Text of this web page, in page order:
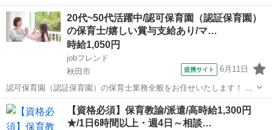
20代~50代活躍中/認可保育園（認証保育園）
の保育士/嬉しい賞与支給あり/マ…
時給1,050円
jobフレンド
秋田市
提携サイト 6月11日
認可保育園（認証保育園）の保育士業務全般をお任せいたします！ 嬉
しい賞与支給あり★マイカー通勤OK◎残業ほぼなし！定員60名のアッ
トホームな保育園です♪ アルバイト,パート 交通費支給（上限3万1,600
円/月）、各種...
秋田 秋田市 保育士
【資格必須】保育教諭/派遣/高時給1,300円
★/1日6時間以上・週4日～相談…